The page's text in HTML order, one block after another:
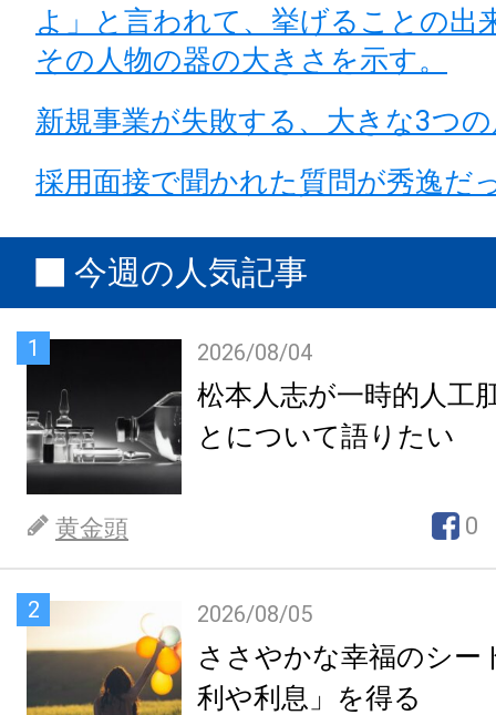
よ」と言われて、挙げることの出
その人物の器の大きさを示す。
新規事業が失敗する、大きな3つ
採用面接で聞かれた質問が秀逸だ
今週の人気記事
1 2026/08/04
松本人志が一時的人工
とについて語りたい
黄金頭 0
2 2026/08/05
ささやかな幸福のシー
利や利息」を得る